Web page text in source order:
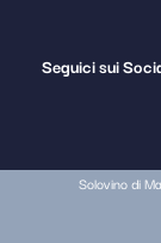
Seguici sui
Solovino di